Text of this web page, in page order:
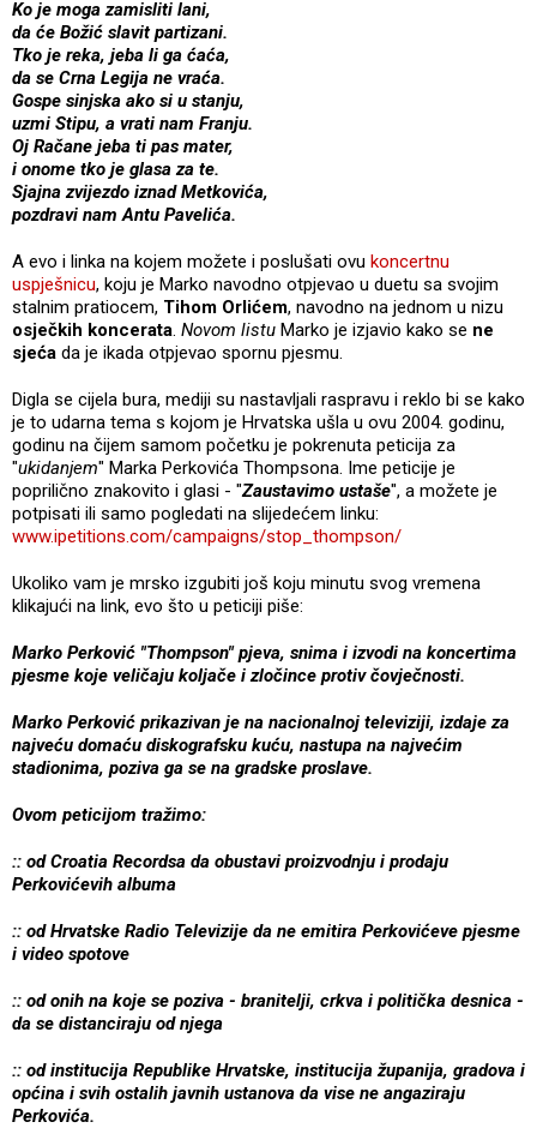
Ko je moga zamisliti lani,
da će Božić slavit partizani.
Tko je reka, jeba li ga ćaća,
da se Crna Legija ne vraća.
Gospe sinjska ako si u stanju,
uzmi Stipu, a vrati nam Franju.
Oj Račane jeba ti pas mater,
i onome tko je glasa za te.
Sjajna zvijezdo iznad Metkovića,
pozdravi nam Antu Pavelića.
A evo i linka na kojem možete i poslušati ovu koncertnu
uspješnicu, koju je Marko navodno otpjevao u duetu sa svojim
stalnim pratiocem, Tihom Orlićem, navodno na jednom u nizu
osječkih koncerata. Novom listu Marko je izjavio kako se ne
sjeća da je ikada otpjevao spornu pjesmu.
Digla se cijela bura, mediji su nastavljali raspravu i reklo bi se kako
je to udarna tema s kojom je Hrvatska ušla u ovu 2004. godinu,
godinu na čijem samom početku je pokrenuta peticija za
"ukidanjem" Marka Perkovića Thompsona. Ime peticije je
poprilično znakovito i glasi - "Zaustavimo ustaše", a možete je
potpisati ili samo pogledati na slijedećem linku:
www.ipetitions.com/campaigns/stop_thompson/
Ukoliko vam je mrsko izgubiti još koju minutu svog vremena
klikajući na link, evo što u peticiji piše:
Marko Perković "Thompson" pjeva, snima i izvodi na koncertima
pjesme koje veličaju koljače i zločince protiv čovječnosti.
Marko Perković prikazivan je na nacionalnoj televiziji, izdaje za
najveću domaću diskografsku kuću, nastupa na najvećim
stadionima, poziva ga se na gradske proslave.
Ovom peticijom tražimo:
:: od Croatia Recordsa da obustavi proizvodnju i prodaju
Perkovićevih albuma
:: od Hrvatske Radio Televizije da ne emitira Perkovićeve pjesme
i video spotove
:: od onih na koje se poziva - branitelji, crkva i politička desnica -
da se distanciraju od njega
:: od institucija Republike Hrvatske, institucija županija, gradova i
općina i svih ostalih javnih ustanova da vise ne angaziraju
Perkovića.